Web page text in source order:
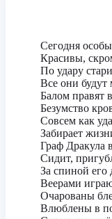
Сегодня
Красивы,
По удару
Все они будут
Балом правят
Безумство
Совсем как
Забирает
Граф Дракула
Сидит,
За спиной
Веерами
Очарованы
Влюблены в